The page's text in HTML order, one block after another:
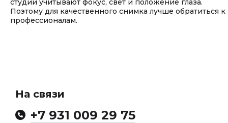
студии учитывают фокус, свет и положение глаза.
Поэтому для качественного снимка лучше обратиться к
профессионалам.
На связи
+7 931 009 29 75